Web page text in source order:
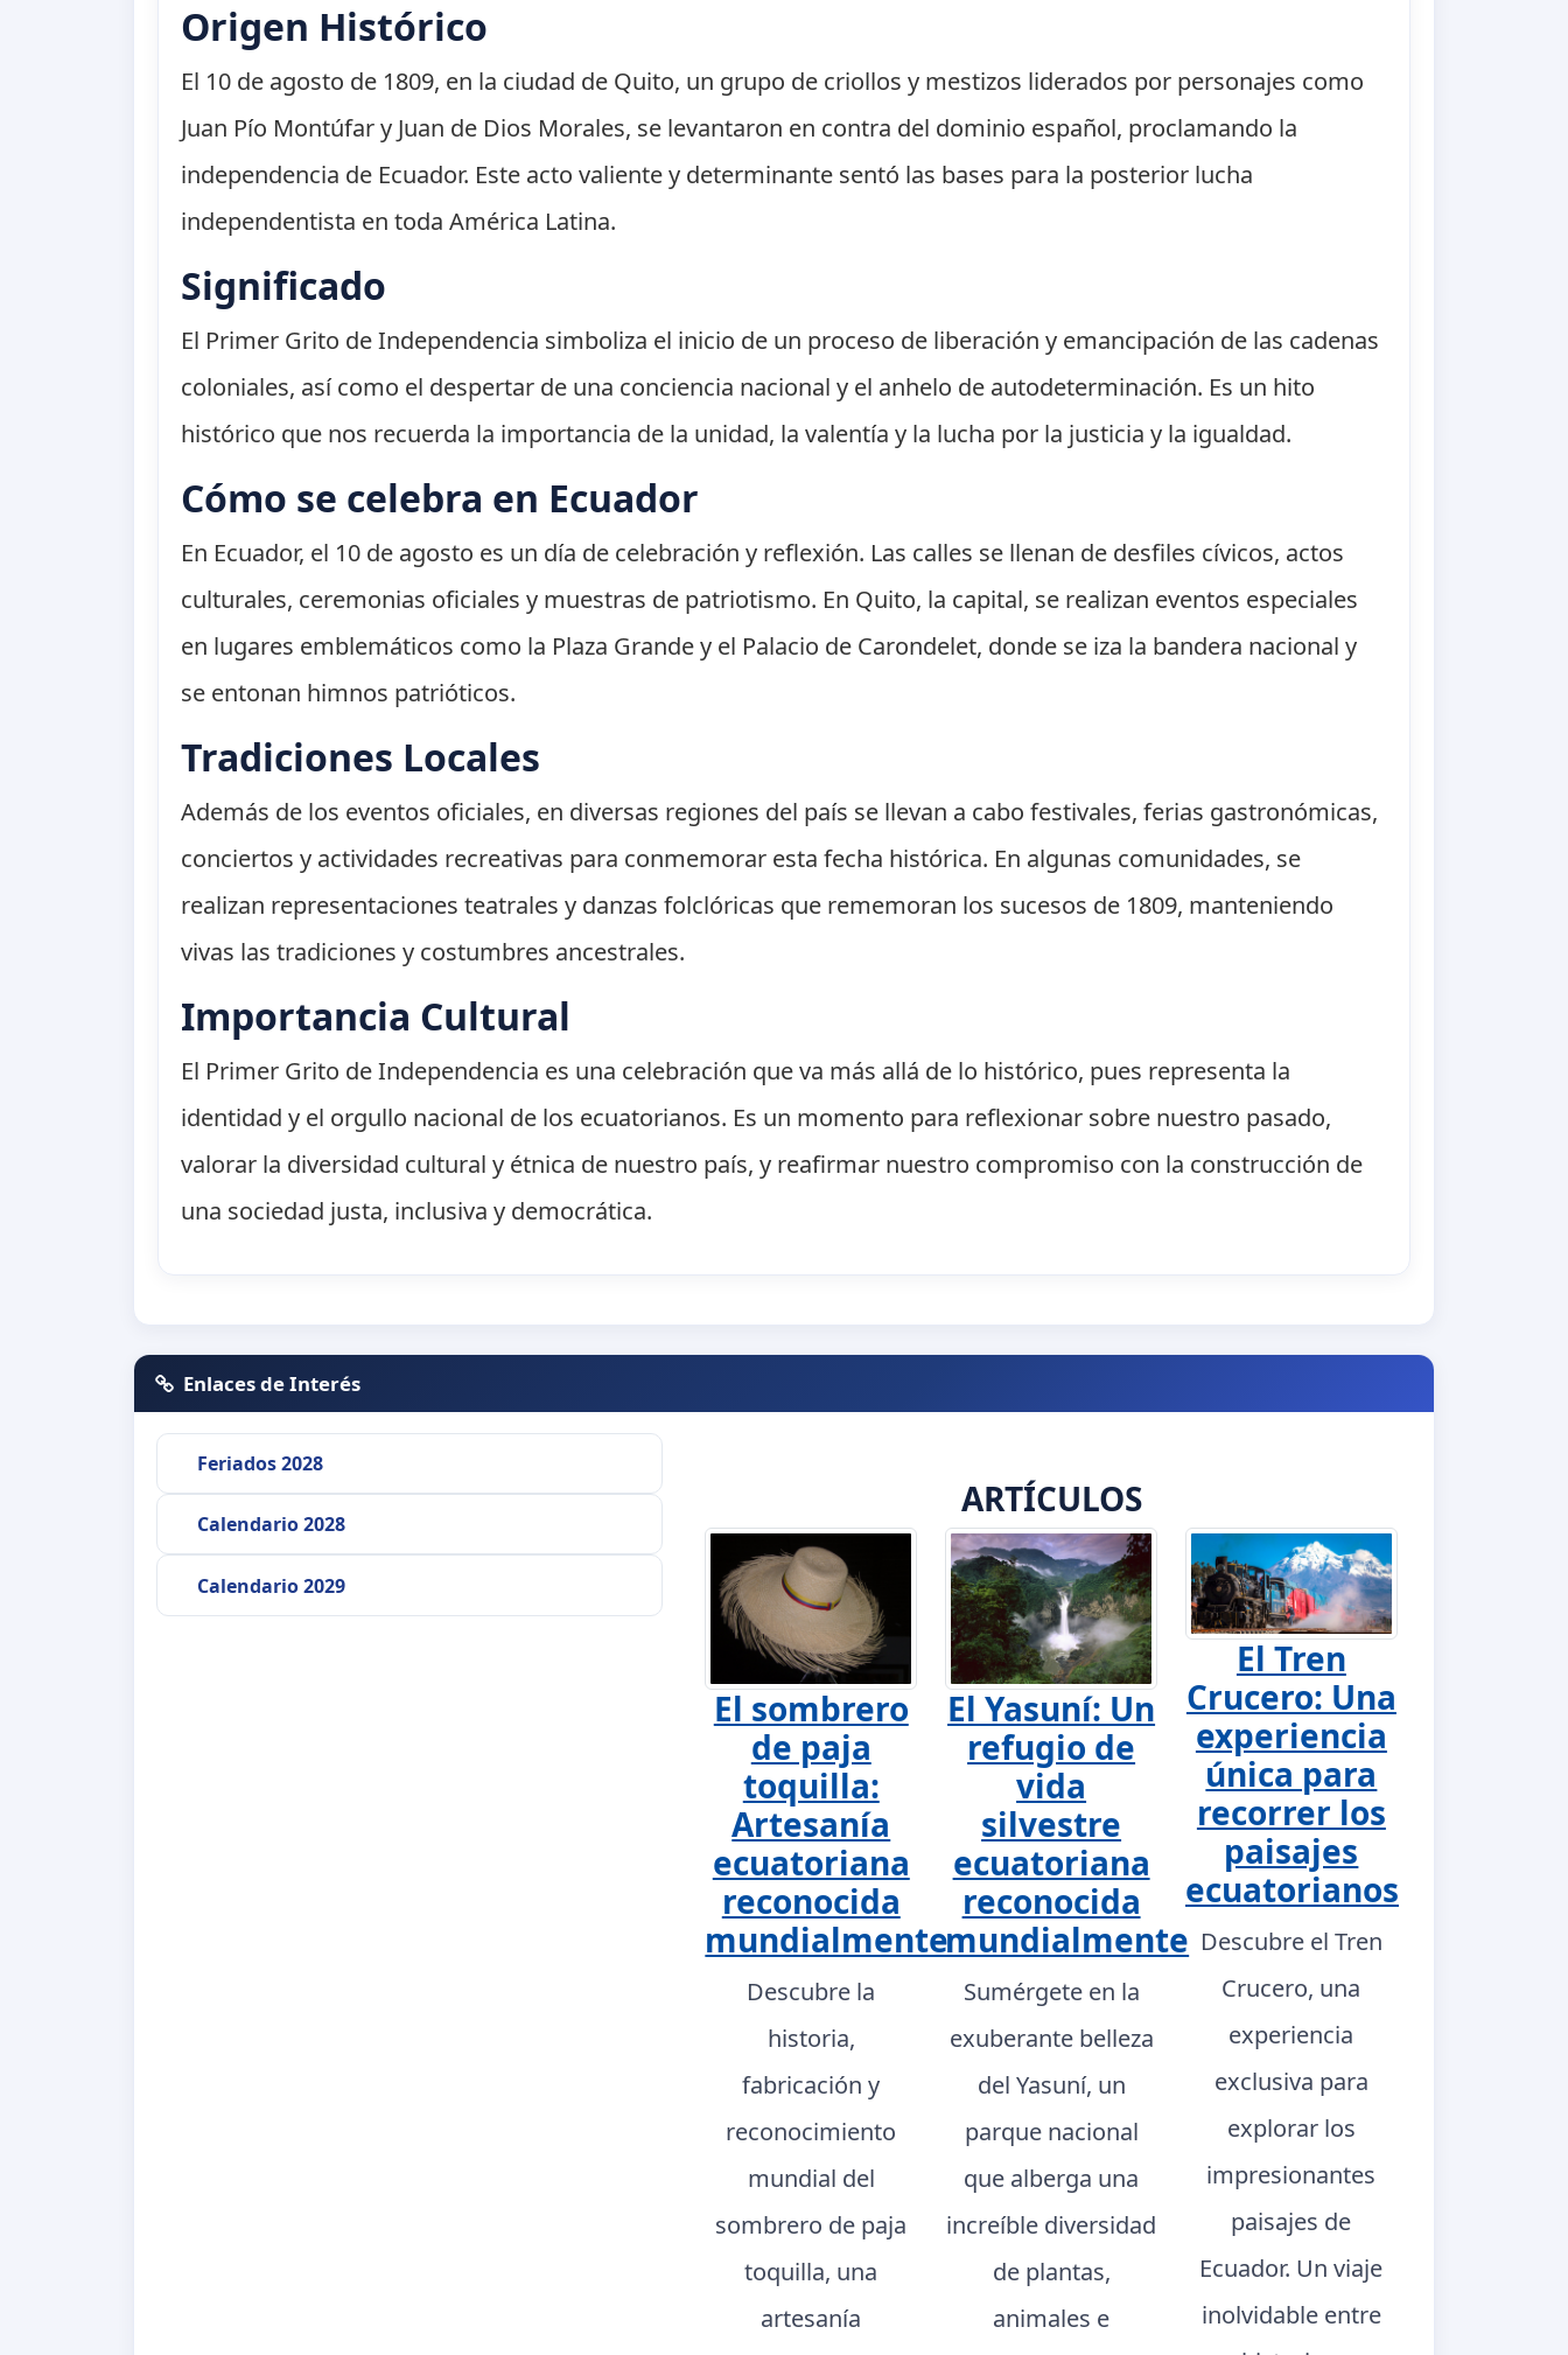
Origen Histórico
El 10 de agosto de 1809, en la ciudad de Quito, un grupo de criollos y mestizos liderados por personajes como
Juan Pío Montúfar y Juan de Dios Morales, se levantaron en contra del dominio español, proclamando la
independencia de Ecuador. Este acto valiente y determinante sentó las bases para la posterior lucha
independentista en toda América Latina.
Significado
El Primer Grito de Independencia simboliza el inicio de un proceso de liberación y emancipación de las cadenas
coloniales, así como el despertar de una conciencia nacional y el anhelo de autodeterminación. Es un hito
histórico que nos recuerda la importancia de la unidad, la valentía y la lucha por la justicia y la igualdad.
Cómo se celebra en Ecuador
En Ecuador, el 10 de agosto es un día de celebración y reflexión. Las calles se llenan de desfiles cívicos, actos
culturales, ceremonias oficiales y muestras de patriotismo. En Quito, la capital, se realizan eventos especiales
en lugares emblemáticos como la Plaza Grande y el Palacio de Carondelet, donde se iza la bandera nacional y
se entonan himnos patrióticos.
Tradiciones Locales
Además de los eventos oficiales, en diversas regiones del país se llevan a cabo festivales, ferias gastronómicas,
conciertos y actividades recreativas para conmemorar esta fecha histórica. En algunas comunidades, se
realizan representaciones teatrales y danzas folclóricas que rememoran los sucesos de 1809, manteniendo
vivas las tradiciones y costumbres ancestrales.
Importancia Cultural
El Primer Grito de Independencia es una celebración que va más allá de lo histórico, pues representa la
identidad y el orgullo nacional de los ecuatorianos. Es un momento para reflexionar sobre nuestro pasado,
valorar la diversidad cultural y étnica de nuestro país, y reafirmar nuestro compromiso con la construcción de
una sociedad justa, inclusiva y democrática.
Enlaces de Interés
Feriados 2028
Calendario 2028
Calendario 2029
ARTÍCULOS
El sombrero
de paja
toquilla:
Artesanía
ecuatoriana
reconocida
mundialmente
Descubre la
historia,
fabricación y
reconocimiento
mundial del
sombrero de paja
toquilla, una
artesanía
El Yasuní: Un
refugio de
vida
silvestre
ecuatoriana
reconocida
mundialmente
Sumérgete en la
exuberante belleza
del Yasuní, un
parque nacional
que alberga una
increíble diversidad
de plantas,
animales e
El Tren
Crucero: Una
experiencia
única para
recorrer los
paisajes
ecuatorianos
Descubre el Tren
Crucero, una
experiencia
exclusiva para
explorar los
impresionantes
paisajes de
Ecuador. Un viaje
inolvidable entre